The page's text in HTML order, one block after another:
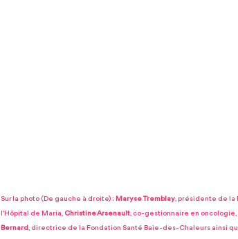
Sur la photo (De gauche à droite) : Maryse Tremblay, présidente de la
l'Hôpital de Maria, Christine Arsenault, co-gestionnaire en oncologie,
Bernard, directrice de la Fondation Santé Baie-des-Chaleurs ainsi